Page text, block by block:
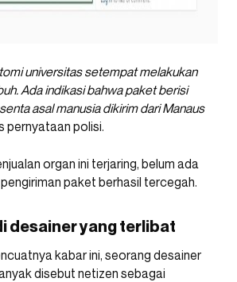
universitas setempat melakukan
Ada indikasi bahwa paket berisi
asal manusia dikirim dari Manaus
pernyataan polisi.
organ ini terjaring, belum ada
paket berhasil tercegah.
desainer yang terlibat
kabar ini, seorang desainer
disebut netizen sebagai